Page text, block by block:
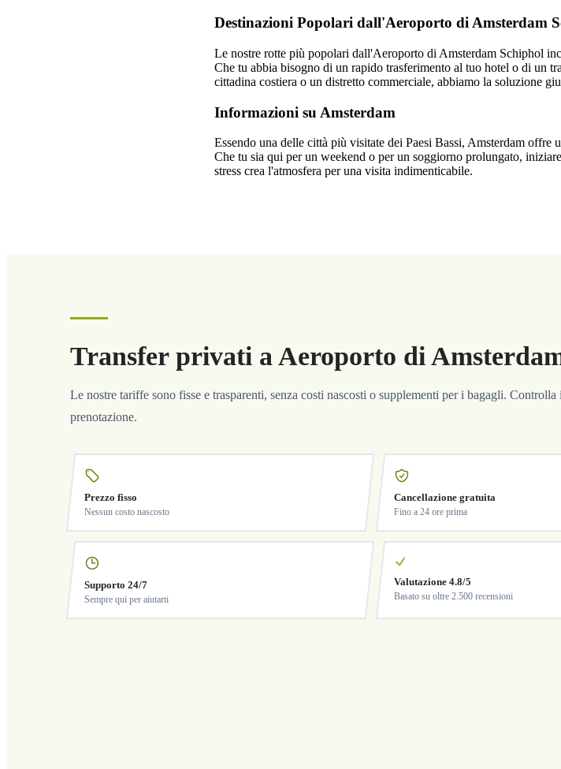
Destinazioni Popolari dall'Aeroporto di Amsterdam
Le nostre rotte più popolari dall'Aeroporto di Amsterdam Schiphol
Che tu abbia bisogno di un rapido trasferimento al tuo hotel o di un
cittadina costiera o un distretto commerciale, abbiamo la soluzione
Informazioni su Amsterdam
Essendo una delle città più visitate dei Paesi Bassi, Amsterdam
Che tu sia qui per un weekend o per un soggiorno prolungato,
stress crea l'atmosfera per una visita indimenticabile.
Transfer privati a Aeroporto di
Le nostre tariffe sono fisse e trasparenti, senza costi nascosti o supplementi per i bagagli.
prenotazione.
Prezzo fisso
Nessun costo nascosto
Cancellazione gratuita
Fino a 24 ore prima
Supporto 24/7
Sempre qui per aiutarti
Valutazione 4.8/5
Basato su oltre 2.500 recensioni